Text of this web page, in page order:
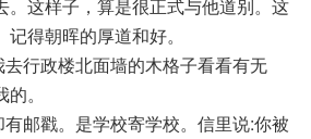
。这样子，算是很正式与他道别。这
得朝晖的厚道和好。
行政楼北面墙的木格子看看有无
。
邮戳。是学校寄学校。信里说:你被